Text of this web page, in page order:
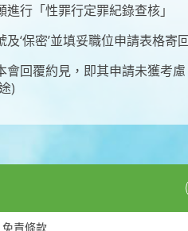
行「性罪行定罪紀錄查核」
‘保密’並填妥職位申請表格寄
回覆約見，即其申請未獲考慮
)
免責條款